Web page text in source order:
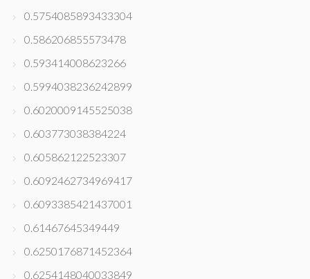
0.5754085893433304
0.586206855573478
0.593414008623266
0.5994038236242899
0.6020009145525038
0.603773038384224
0.605862122523307
0.6092462734969417
0.6093385421437001
0.61467645349449
0.6250176871452364
0.6254148040033849